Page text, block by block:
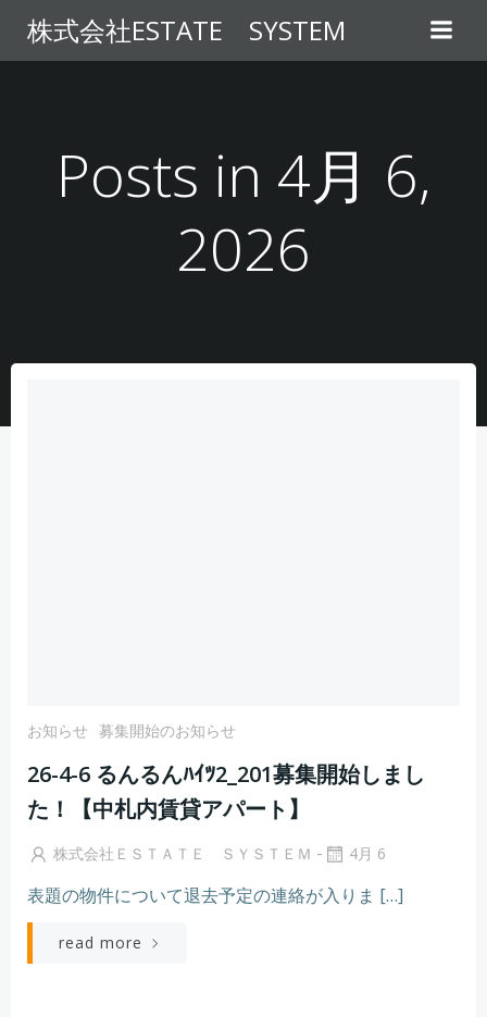
ン
テ
ス
キ
株式会社ESTATE SYSTEM
Posts in 4月 6,
2026
お知らせ 募集開始のお知らせ
26-4-6 るんるんﾊｲﾂ2_201募集開始しまし
た！【中札内賃貸アパート】
株式会社ＥＳＴＡＴＥ ＳＹＳＴＥＭ - 4月 6
表題の物件について退去予定の連絡が入りま […]
read more